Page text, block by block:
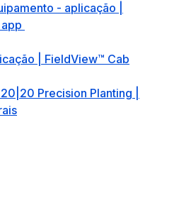
- aplicação |
| FieldView™ Cab
Precision Planting |